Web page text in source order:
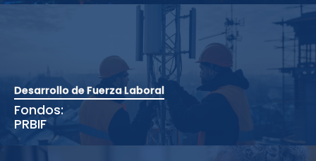
Desarrollo de Fuerza Laboral
Fondos:
PRBIF